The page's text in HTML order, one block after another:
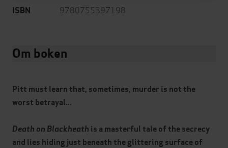
ISBN 9780755397198
Om boken
Pitt must learn that, sometimes, murder is not the
worst betrayal...
Death on Blackheath is a masterful tale of the secrecy
and lies hiding just beneath the glittering surface of